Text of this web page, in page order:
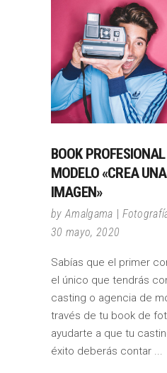
BOOK
MODELO «CREA
IMAGEN»
by Amalgama
30 mayo, 2020
Sabías que el primer
el único que tendrás
casting o agencia de
través de tu book de
ayudarte a que tu
éxito deberás contar